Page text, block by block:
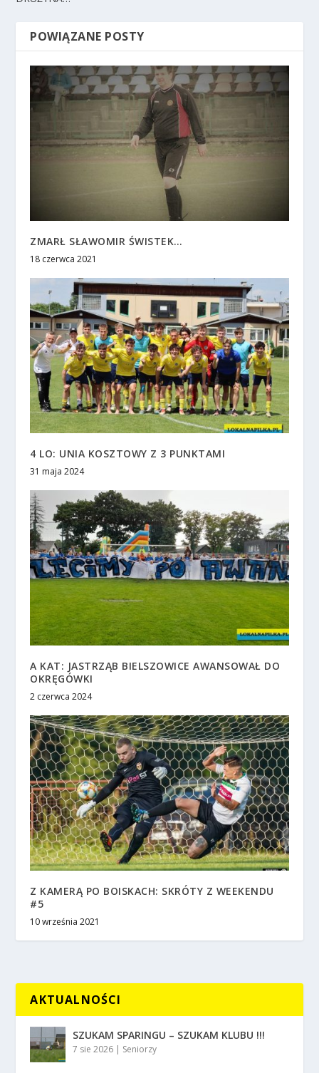
POWIĄZANE POSTY
ZMARŁ SŁAWOMIR ŚWISTEK…
18 czerwca 2021
4 LO: UNIA KOSZTOWY Z 3 PUNKTAMI
31 maja 2024
A KAT: JASTRZĄB BIELSZOWICE AWANSOWAŁ DO
OKRĘGÓWKI
2 czerwca 2024
Z KAMERĄ PO BOISKACH: SKRÓTY Z WEEKENDU
#5
10 września 2021
AKTUALNOŚCI
SZUKAM SPARINGU – SZUKAM KLUBU !!!
7 sie 2026 | Seniorzy